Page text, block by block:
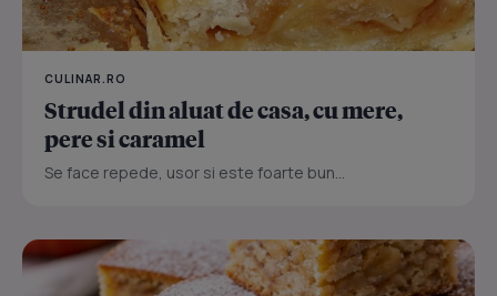
CULINAR.RO
Strudel din aluat de casa, cu mere,
pere si caramel
Se face repede, usor si este foarte bun...